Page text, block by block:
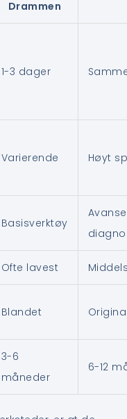
Drammen
1-3 dager
Varierende Høyt
Basisverktøy
Ofte lavest
Blandet
3-6
måneder
6-12